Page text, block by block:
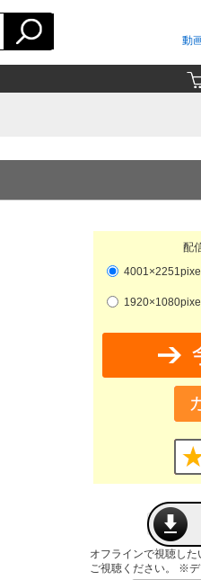
動
配
オフラインで視聴し
ご視聴ください。 ※デ